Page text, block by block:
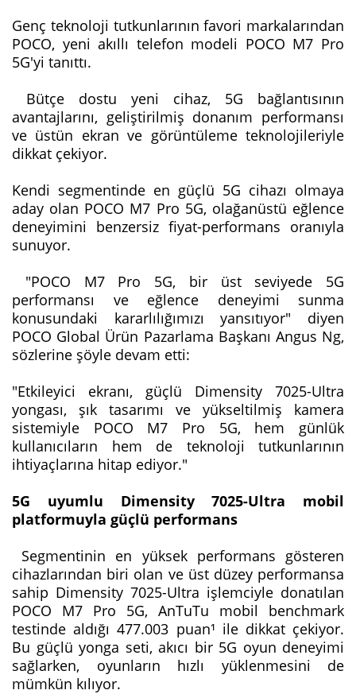
Genç teknoloji tutkunlarının favori markalarından
POCO, yeni akıllı telefon modeli POCO M7 Pro
5G'yi tanıttı.
Bütçe dostu yeni cihaz, 5G bağlantısının
avantajlarını, geliştirilmiş donanım performansı
ve üstün ekran ve görüntüleme teknolojileriyle
dikkat çekiyor.
Kendi segmentinde en güçlü 5G cihazı olmaya
aday olan POCO M7 Pro 5G, olağanüstü eğlence
deneyimini benzersiz fiyat-performans oranıyla
sunuyor.
"POCO M7 Pro 5G, bir üst seviyede 5G
performansı ve eğlence deneyimi sunma
konusundaki kararlılığımızı yansıtıyor" diyen
POCO Global Ürün Pazarlama Başkanı Angus Ng,
sözlerine şöyle devam etti:
"Etkileyici ekranı, güçlü Dimensity 7025-Ultra
yongası, şık tasarımı ve yükseltilmiş kamera
sistemiyle POCO M7 Pro 5G, hem günlük
kullanıcıların hem de teknoloji tutkunlarının
ihtiyaçlarına hitap ediyor."
5G uyumlu Dimensity 7025-Ultra mobil
platformuyla güçlü performans
Segmentinin en yüksek performans gösteren
cihazlarından biri olan ve üst düzey performansa
sahip Dimensity 7025-Ultra işlemciyle donatılan
POCO M7 Pro 5G, AnTuTu mobil benchmark
testinde aldığı 477.003 puan¹ ile dikkat çekiyor.
Bu güçlü yonga seti, akıcı bir 5G oyun deneyimi
sağlarken, oyunların hızlı yüklenmesini de
mümkün kılıyor.